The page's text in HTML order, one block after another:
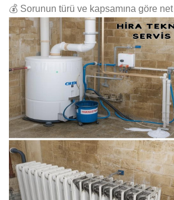
💰 Sorunun türü ve kapsamına göre